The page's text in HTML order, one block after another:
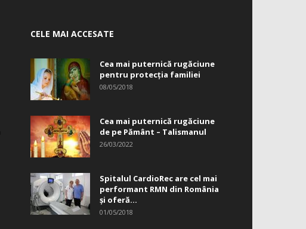
CELE MAI ACCESATE
Cea mai puternică rugăciune
pentru protecția familiei
08/05/2018
Cea mai puternică rugăciune
de pe Pământ – Talismanul
26/03/2022
Spitalul CardioRec are cel mai
performant RMN din România
și oferă...
01/05/2018